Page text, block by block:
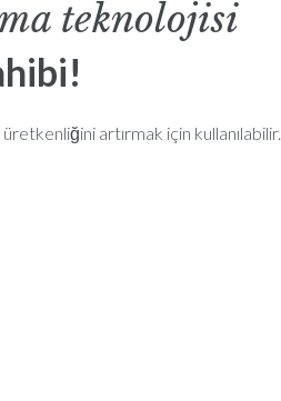
teknolojisi
artırmak için kullanılabilir.